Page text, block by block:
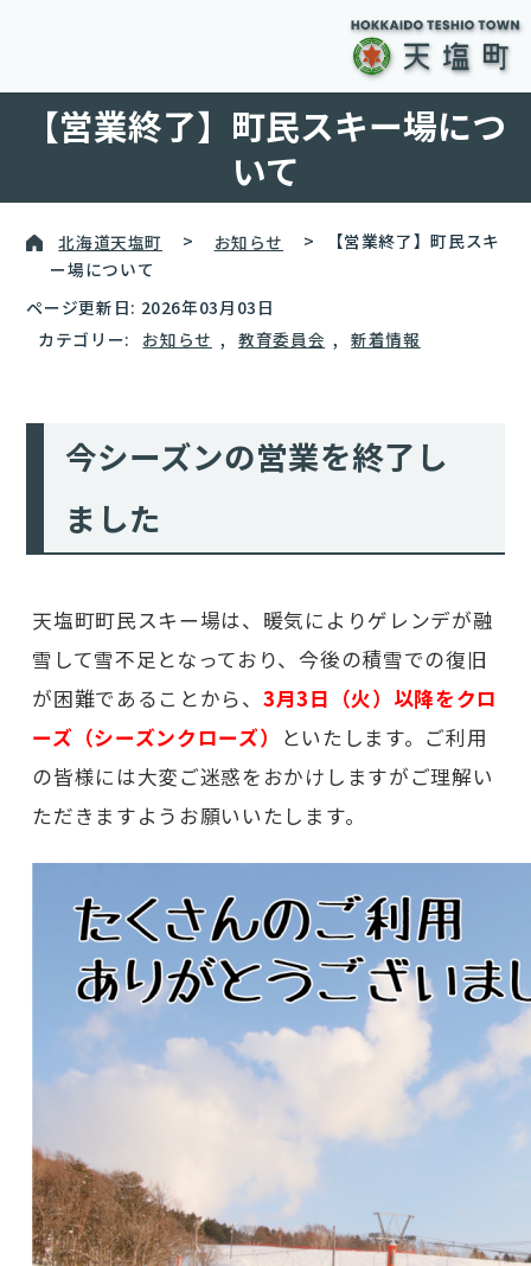
【営業終了】町民スキー場につ
いて
北海道天塩町 > お知らせ >
【営業終了】町民スキ
ー場について
ページ更新日: 2026年03月03日
カテゴリー:
お知らせ , 教育委員会 , 新着情報
今シーズンの営業を終了し
ました
天塩町町民スキー場は、暖気によりゲレンデが融
雪して雪不足となっており、今後の積雪での復旧
が困難であることから、 3月3日（火）以降をクロ
ーズ（シーズンクローズ）
といたします。ご利用
の皆様には大変ご迷惑をおかけしますがご理解い
ただきますようお願いいたします。